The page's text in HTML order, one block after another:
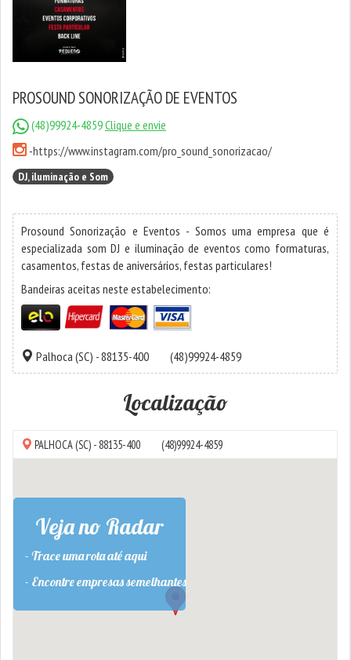
PROSOUND SONORIZAÇÃO DE EVENTOS
(48)99924-4859Clique e envie
-https://www.instagram.com/pro_sound_sonorizacao/
DJ, iluminação e Som
Prosound Sonorização e Eventos - Somos uma empresa que é
especializada som DJ e iluminação de eventos como formaturas,
casamentos, festas de aniversários, festas particulares!
Bandeiras aceitas neste estabelecimento:
Palhoca (SC) - 88135-400 (48)99924-4859
Localização
PALHOCA (SC) - 88135-400 (48)99924-4859
Veja no Radar
- Trace uma rota até aqui
- Encontre empresas semelhantes